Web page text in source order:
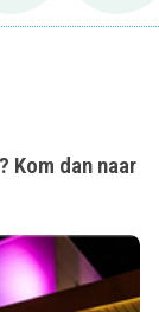
Kom dan naar